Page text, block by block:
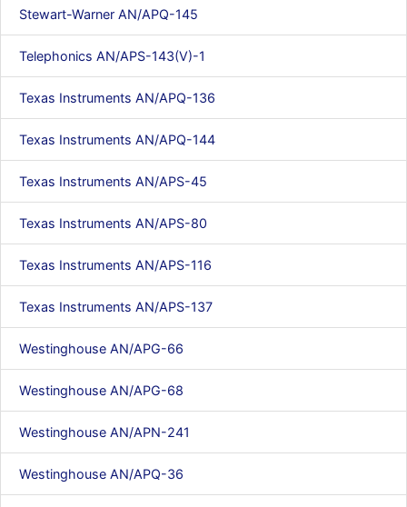
Stewart-Warner AN/APQ-145
Telephonics AN/APS-143(V)-1
Texas Instruments AN/APQ-136
Texas Instruments AN/APQ-144
Texas Instruments AN/APS-45
Texas Instruments AN/APS-80
Texas Instruments AN/APS-116
Texas Instruments AN/APS-137
Westinghouse AN/APG-66
Westinghouse AN/APG-68
Westinghouse AN/APN-241
Westinghouse AN/APQ-36